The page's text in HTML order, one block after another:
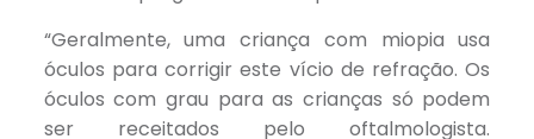
“Geralmente, uma criança com miopia usa
óculos para corrigir este vício de refração. Os
óculos com grau para as crianças só podem
ser receitados pelo oftalmologista.